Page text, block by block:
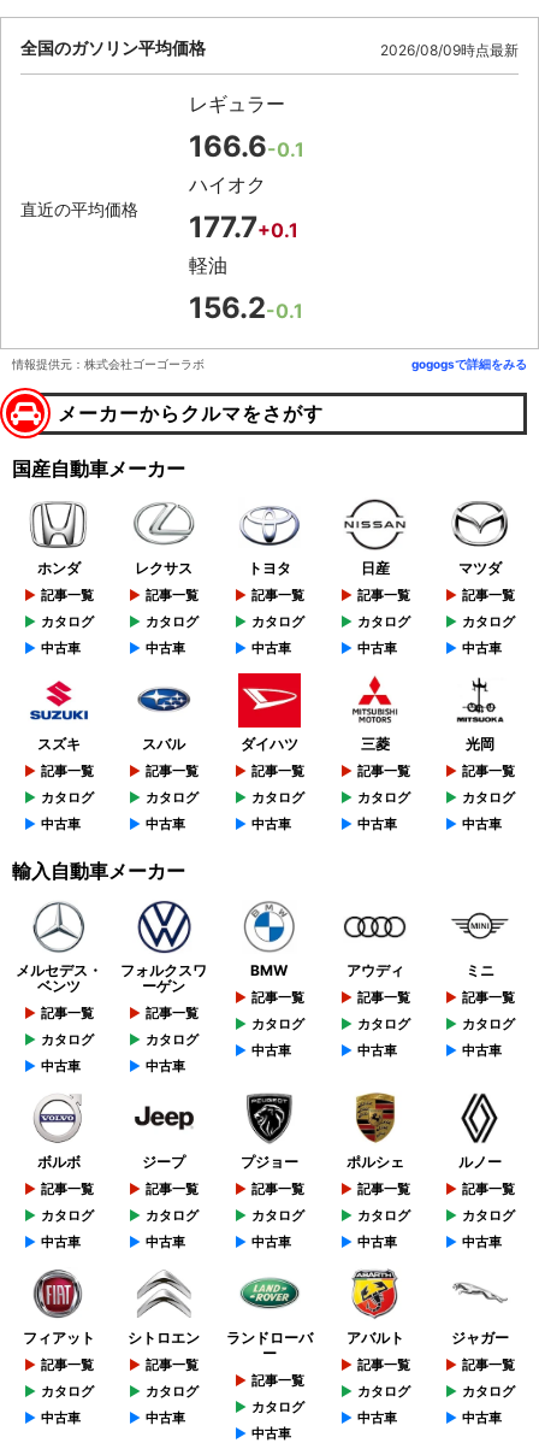
全国のガソリン平均価格 2026/08/09時点最新
直近の平均価格
レギュラー
166.6-0.1
ハイオク
177.7+0.1
軽油
156.2-0.1
情報提供元：株式会社ゴーゴーラボ gogogsで詳細をみる
メーカーからクルマをさがす
国産自動車メーカー
ホンダ
記事一覧
カタログ
中古車
レクサス
記事一覧
カタログ
中古車
トヨタ
記事一覧
カタログ
中古車
日産
記事一覧
カタログ
中古車
マツダ
記事一覧
カタログ
中古車
スズキ
記事一覧
カタログ
中古車
スバル
記事一覧
カタログ
中古車
ダイハツ
記事一覧
カタログ
中古車
三菱
記事一覧
カタログ
中古車
光岡
記事一覧
カタログ
中古車
輸入自動車メーカー
メルセデス・
ベンツ
記事一覧
カタログ
中古車
フォルクスワ
ーゲン
記事一覧
カタログ
中古車
BMW
記事一覧
カタログ
中古車
アウディ
記事一覧
カタログ
中古車
ミニ
記事一覧
カタログ
中古車
ボルボ
記事一覧
カタログ
中古車
ジープ
記事一覧
カタログ
中古車
プジョー
記事一覧
カタログ
中古車
ポルシェ
記事一覧
カタログ
中古車
ルノー
記事一覧
カタログ
中古車
フィアット
記事一覧
カタログ
中古車
シトロエン
記事一覧
カタログ
中古車
ランドローバ
ー
記事一覧
カタログ
中古車
アバルト
記事一覧
カタログ
中古車
ジャガー
記事一覧
カタログ
中古車